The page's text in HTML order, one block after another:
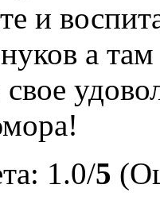
и
а
свое
1.0/5